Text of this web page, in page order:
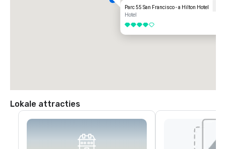
Parc 55 San Francisco - a Hilton Hotel
Hotel
4 van 5
Lokale attracties